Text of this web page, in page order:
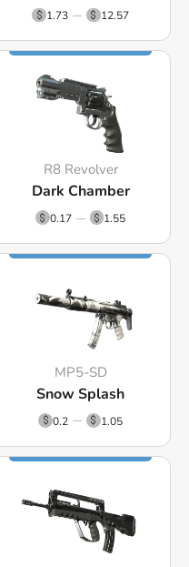
1.73 12.57
R8 Revolver
Dark Chamber
0.17 1.55
MP5-SD
Snow Splash
0.2 1.05